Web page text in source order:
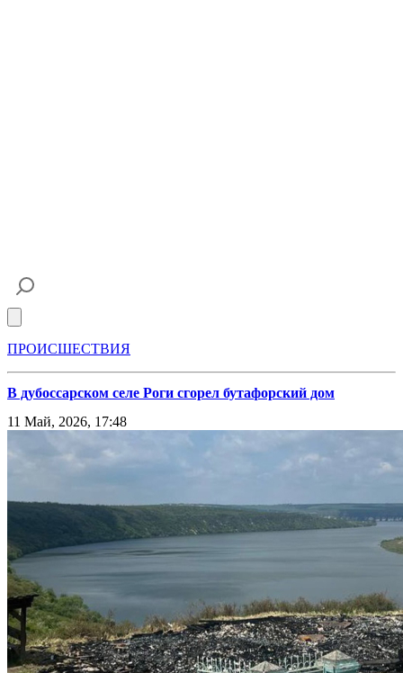
ПРОИСШЕСТВИЯ
В дубоссарском селе Роги сгорел бутафорский дом
11 Май, 2026, 17:48